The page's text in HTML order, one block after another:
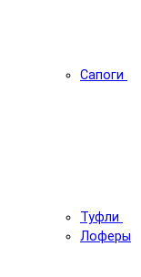
Сапоги
Туфли
Лоферы